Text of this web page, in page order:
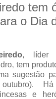
tem
o Dia
, líder
tem
sugestão
e